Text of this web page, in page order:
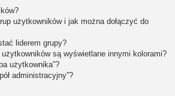
użytkowników i jak można dołączyć do
liderem grupy?
są wyświetlane innymi kolorami?
użytkownika”?
administracyjny”?